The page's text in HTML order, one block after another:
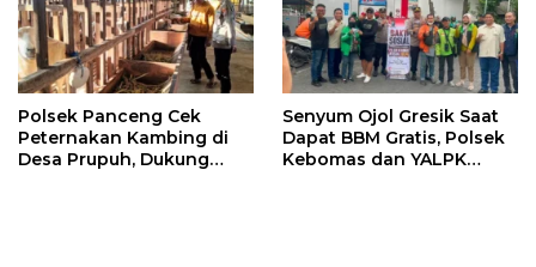
Polsek Panceng Cek
Peternakan Kambing di
Desa Prupuh, Dukung
Senyum Ojol Gresik Saat
Dapat BBM Gratis, Polsek
Kebomas dan YALPK